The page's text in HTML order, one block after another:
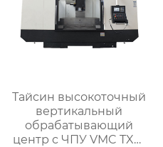
Тайсин высокоточный
вертикальный
обрабатывающий
центр с ЧПУ VMC TXP-